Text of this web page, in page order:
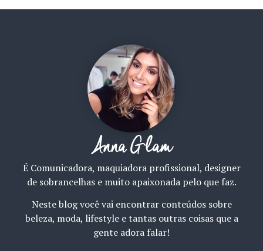
Anna Glam
É Comunicadora, maquiadora profissional, designer
de sobrancelhas e muito apaixonada pelo que faz.
Neste blog você vai encontrar conteúdos sobre
beleza, moda, lifestyle e tantas outras coisas que a
gente adora falar!